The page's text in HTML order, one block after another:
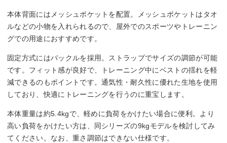
本体背面にはメッシュポケットを配置。メッシュポケットはタオ
ルなどの小物を入れられるので、屋外でのスポーツやトレーニン
グでの用途におすすめです。
固定方式にはバックルを採用。ストラップでサイズの調節が可能
です。フィット感が良好で、トレーニング中にベストの揺れを軽
減できるのもポイントです。通気性・耐久性に優れた生地を使用
しており、快適にトレーニングを行うのに重宝します。
本体重量は約5.4kgで、軽めに負荷をかけたい場合に便利。より
高い負荷をかけたい方は、同シリーズの9kgモデルを検討してみ
てください。なお、重さ調節はできない仕様です。